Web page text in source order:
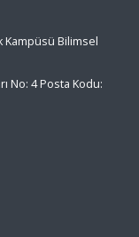
Kampüsü Bilimsel
No: 4 Posta Kodu: